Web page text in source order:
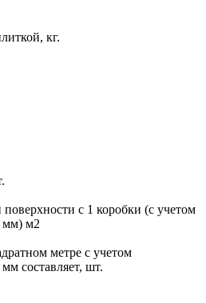
кг.
с 1 коробки (с учетом
мм) м2
метре с учетом
составляет, шт.